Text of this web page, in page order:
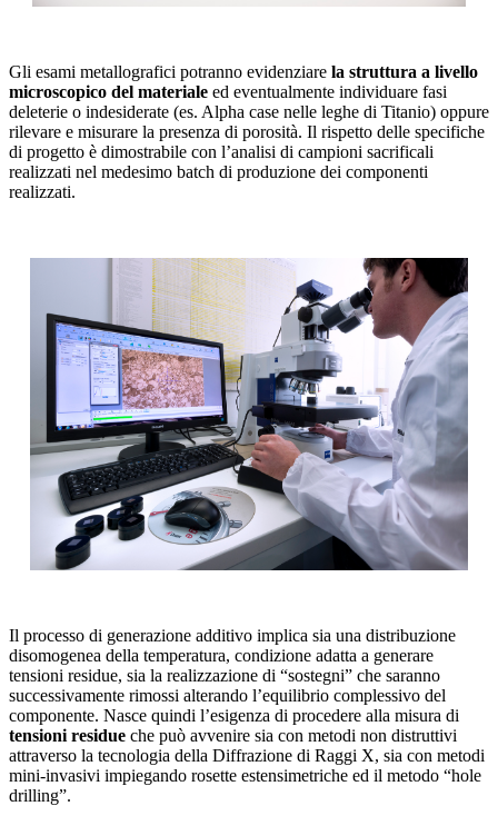
Gli esami metallografici potranno evidenziare la struttura a livello
microscopico del materiale ed eventualmente individuare fasi
deleterie o indesiderate (es. Alpha case nelle leghe di Titanio) oppure
rilevare e misurare la presenza di porosità. Il rispetto delle specifiche
di progetto è dimostrabile con l’analisi di campioni sacrificali
realizzati nel medesimo batch di produzione dei componenti
realizzati.
Il processo di generazione additivo implica sia una distribuzione
disomogenea della temperatura, condizione adatta a generare
tensioni residue, sia la realizzazione di “sostegni” che saranno
successivamente rimossi alterando l’equilibrio complessivo del
componente. Nasce quindi l’esigenza di procedere alla misura di
tensioni residue che può avvenire sia con metodi non distruttivi
attraverso la tecnologia della Diffrazione di Raggi X, sia con metodi
mini-invasivi impiegando rosette estensimetriche ed il metodo “hole
drilling”.